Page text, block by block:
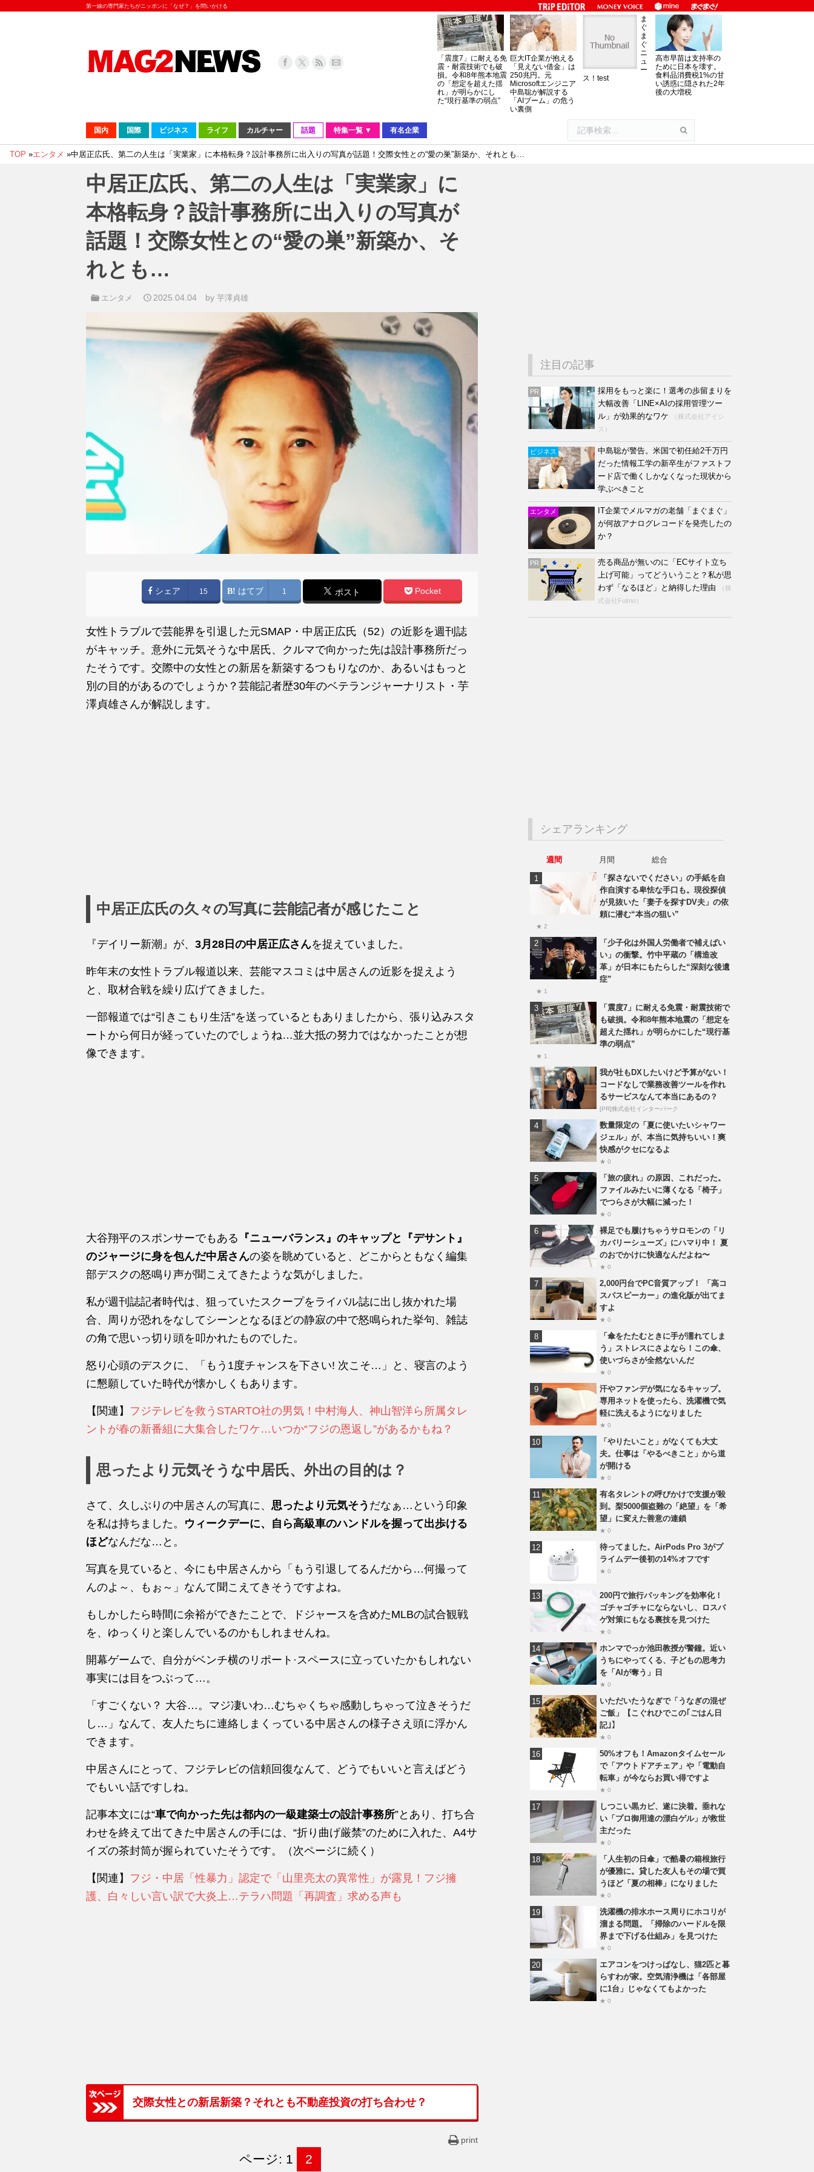
第一線の専門家たちがニッポンに「なぜ？」を問いかける
「震度7」に耐える免
震・耐震技術でも破
損。令和8年熊本地震
の「想定を超えた揺
れ」が明らかにし
た“現行基準の弱点”
巨大IT企業が抱える
「見えない借金」は
250兆円。元
Microsoftエンジニア
中島聡が解説する
「AIブーム」の危う
い裏側
ま
ぐ
ま
ぐ
ニ
ュ
ー
ス！test
高市早苗は支持率の
ために日本を壊す。
食料品消費税1%の甘
い誘惑に隠された2年
後の大増税
国内 国際 ビジネス ライフ カルチャー 話題 特集一覧 ▼ 有名企業
TOP »エンタメ »中居正広氏、第二の人生は「実業家」に本格転身？設計事務所に出入りの写真が話題！交際女性との“愛の巣”新築か、それとも…
中居正広氏、第二の人生は「実業家」に
本格転身？設計事務所に出入りの写真が
話題！交際女性との“愛の巣”新築か、そ
れとも…
エンタメ 2025.04.04 by芋澤貞雄
シェア 15 はてブ 1 ポスト Pocket
女性トラブルで芸能界を引退した元SMAP・中居正広氏（52）の近影を週刊誌
がキャッチ。意外に元気そうな中居氏、クルマで向かった先は設計事務所だっ
たそうです。交際中の女性との新居を新築するつもりなのか、あるいはもっと
別の目的があるのでしょうか？芸能記者歴30年のベテランジャーナリスト・芋
澤貞雄さんが解説します。
中居正広氏の久々の写真に芸能記者が感じたこと
『デイリー新潮』が、 3月28日の中居正広さんを捉えていました。
昨年末の女性トラブル報道以来、芸能マスコミは中居さんの近影を捉えよう
と、取材合戦を繰り広げてきました。
一部報道では“引きこもり生活”を送っているともありましたから、張り込みスタ
ートから何日が経っていたのでしょうね…並大抵の努力ではなかったことが想
像できます。
大谷翔平のスポンサーでもある 『ニューバランス』のキャップと『デサント』
のジャージに身を包んだ中居さんの姿を眺めていると、どこからともなく編集
部デスクの怒鳴り声が聞こえてきたような気がしました。
私が週刊誌記者時代は、狙っていたスクープをライバル誌に出し抜かれた場
合、周りが恐れをなしてシーンとなるほどの静寂の中で怒鳴られた挙句、雑誌
の角で思いっ切り頭を叩かれたものでした。
怒り心頭のデスクに、「もう1度チャンスを下さい! 次こそ…」と、寝言のよう
に懇願していた時代が懐かしくもあります。
【関連】 フジテレビを救うSTARTO社の男気！中村海人、神山智洋ら所属タレ
ントが春の新番組に大集合したワケ…いつか“フジの恩返し”があるかもね？
思ったより元気そうな中居氏、外出の目的は？
さて、久しぶりの中居さんの写真に、 思ったより元気そう だなぁ…という印象
を私は持ちました。 ウィークデーに、自ら高級車のハンドルを握って出歩ける
ほどなんだな…と。
写真を見ていると、今にも中居さんから「もう引退してるんだから…何撮って
んのよ～、もぉ～」なんて聞こえてきそうですよね。
もしかしたら時間に余裕ができたことで、ドジャースを含めたMLBの試合観戦
を、ゆっくりと楽しんでいるのかもしれませんね。
開幕ゲームで、自分がベンチ横のリポート·スペースに立っていたかもしれない
事実には目をつぶって…。
「すごくない？ 大谷…。マジ凄いわ…むちゃくちゃ感動しちゃって泣きそうだ
し…」なんて、友人たちに連絡しまくっている中居さんの様子さえ頭に浮かん
できます。
中居さんにとって、フジテレビの信頼回復なんて、どうでもいいと言えばどう
でもいい話ですしね。
記事本文には“車で向かった先は都内の一級建築士の設計事務所”とあり、打ち合
わせを終えて出てきた中居さんの手には、“折り曲げ厳禁”のために入れた、A4サ
イズの茶封筒が握られていたそうです。（次ページに続く）
【関連】 フジ・中居「性暴力」認定で「山里亮太の異常性」が露見！フジ擁
護、白々しい言い訳で大炎上…テラハ問題「再調査」求める声も
交際女性との新居新築？それとも不動産投資の打ち合わせ？
print
ページ: 1 2
注目の記事
PR
採用をもっと楽に！選考の歩留まりを
大幅改善「LINE×AIの採用管理ツー
ル」が効果的なワケ
（株式会社アイシ
ス）
ビジネス
中島聡が警告。米国で初任給2千万円
だった情報工学の新卒生がファストフ
ード店で働くしかなくなった現状から
学ぶべきこと
エンタメ
IT企業でメルマガの老舗「まぐまぐ」
が何故アナログレコードを発売したの
か？
PR
売る商品が無いのに「ECサイト立ち
上げ可能」ってどういうこと？私が思
わず「なるほど」と納得した理由
（株
式会社Fulmo）
シェアランキング
週間 月間
総合
「探さないでください」の手紙を自
作自演する卑怯な手口も。現役探偵
が見抜いた「妻子を探すDV夫」の依
頼に潜む“本当の狙い”
★ 2
「少子化は外国人労働者で補えばい
い」の衝撃。竹中平蔵の「構造改
革」が日本にもたらした“深刻な後遺
症”
★ 1
「震度7」に耐える免震・耐震技術で
も破損。令和8年熊本地震の「想定を
超えた揺れ」が明らかにした“現行基
準の弱点”
★ 1
我が社もDXしたいけど予算がない！
コードなしで業務改善ツールを作れ
るサービスなんて本当にあるの？
[PR]株式会社インターパーク
数量限定の「夏に使いたいシャワー
ジェル」が、本当に気持ちいい！爽
快感がクセになるよ
★ 0
「旅の疲れ」の原因、これだった。
ファイルみたいに薄くなる「椅子」
でつらさが大幅に減った！
★ 0
裸足でも履けちゃうサロモンの「リ
カバリーシューズ」にハマり中！ 夏
のおでかけに快適なんだよね〜
★ 0
2,000円台でPC音質アップ！ 「高コ
スパスピーカー」の進化版が出てま
すよ
★ 0
「傘をたたむときに手が濡れてしま
う」ストレスにさよなら！この傘、
使いづらさが全然ないんだ
★ 0
汗やファンデが気になるキャップ。
専用ネットを使ったら、洗濯機で気
軽に洗えるようになりました
★ 0
「やりたいこと」がなくても大丈
夫。仕事は「やるべきこと」から道
が開ける
★ 0
有名タレントの呼びかけで支援が殺
到。梨5000個盗難の「絶望」を「希
望」に変えた善意の連鎖
★ 0
待ってました。AirPods Pro 3がプ
ライムデー後初の14%オフです
★ 0
200円で旅行パッキングを効率化！
ゴチャゴチャにならないし、ロスバ
ゲ対策にもなる裏技を見つけた
★ 0
ホンマでっか池田教授が警鐘。近い
うちにやってくる、子どもの思考力
を「AIが奪う」日
★ 0
いただいたうなぎで「うなぎの混ぜ
ご飯」【こぐれひでこの｢ごはん日
記｣】
★ 0
50%オフも！Amazonタイムセール
で「アウトドアチェア」や「電動自
転車」が今ならお買い得ですよ
★ 0
しつこい黒カビ、遂に決着。垂れな
い「プロ御用達の漂白ゲル」が救世
主だった
★ 0
「人生初の日傘」で酷暑の箱根旅行
が優雅に。貸した友人もその場で買
うほど「夏の相棒」になりました
★ 0
洗濯機の排水ホース周りにホコリが
溜まる問題。「掃除のハードルを限
界まで下げる仕組み」を見つけた
★ 0
エアコンをつけっぱなし、猫2匹と暮
らすわが家。空気清浄機は「各部屋
に1台」じゃなくてもよかった
★ 0